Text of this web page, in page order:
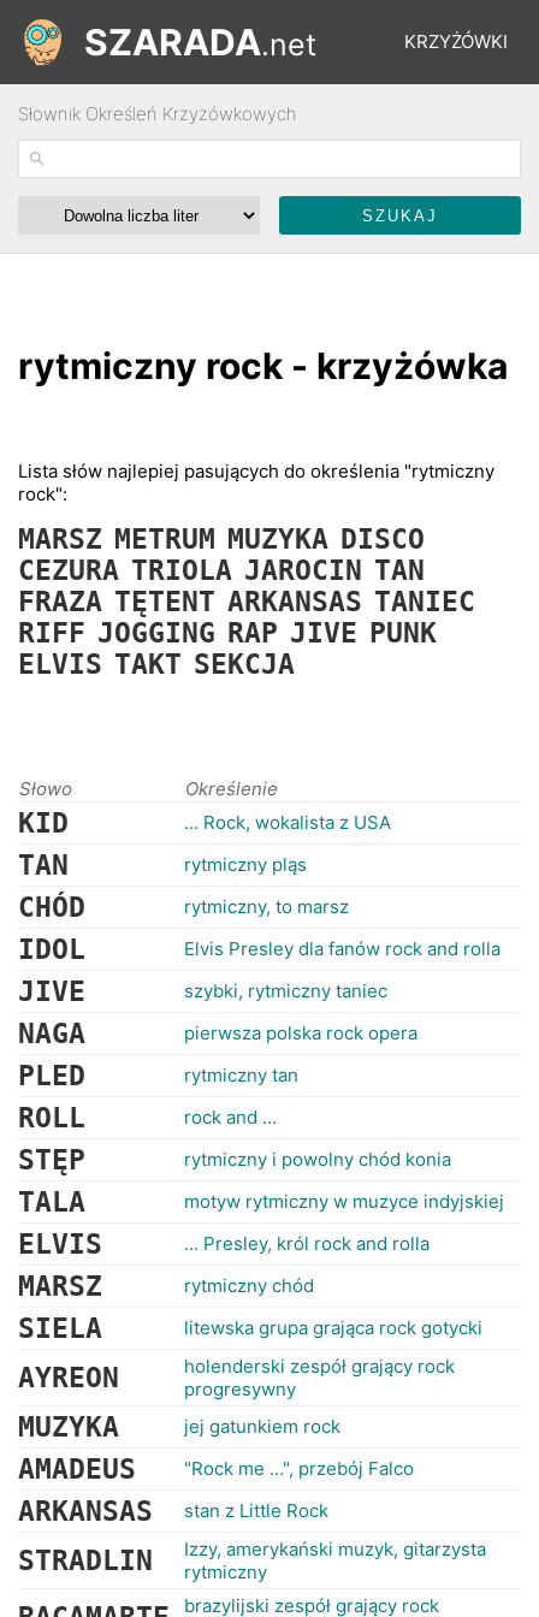
KRZYŻÓWKI
ŁAMIGŁÓWKI
SŁOWNIK
FORUM
RANKINGI
SZARADA.net
Słownik Określeń Krzyżówkowych
rytmiczny rock - krzyżówka
Lista słów najlepiej pasujących do określenia "rytmiczny
rock":
MARSZ METRUM MUZYKA DISCO
CEZURA TRIOLA JAROCIN TAN
FRAZA TĘTENT ARKANSAS TANIEC
RIFF JOGGING RAP JIVE PUNK
ELVIS TAKT SEKCJA
Słowo Określenie
KID ... Rock, wokalista z USA
TAN rytmiczny pląs
CHÓD rytmiczny, to marsz
IDOL Elvis Presley dla fanów rock and rolla
JIVE szybki, rytmiczny taniec
NAGA pierwsza polska rock opera
PLED rytmiczny tan
ROLL rock and ...
STĘP rytmiczny i powolny chód konia
TALA motyw rytmiczny w muzyce indyjskiej
ELVIS ... Presley, król rock and rolla
MARSZ rytmiczny chód
SIELA litewska grupa grająca rock gotycki
AYREON
holenderski zespół grający rock
progresywny
MUZYKA jej gatunkiem rock
AMADEUS "Rock me ...", przebój Falco
ARKANSAS stan z Little Rock
STRADLIN
Izzy, amerykański muzyk, gitarzysta
rytmiczny
brazylijski zespół grający rock